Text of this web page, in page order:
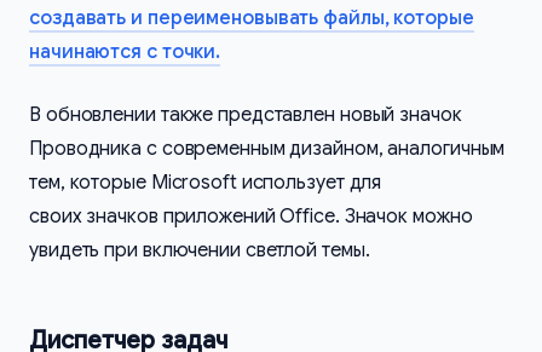
создавать и переименовывать файлы, которые
начинаются с точки.
В обновлении также представлен новый значок
Проводника с современным дизайном, аналогичным
тем, которые Microsoft использует для
своих значков приложений Office. Значок можно
увидеть при включении светлой темы.
Диспетчер задач